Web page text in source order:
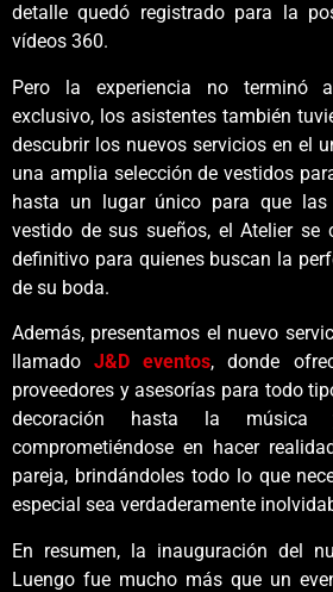
detalle quedó registrado para la
vídeos 360.
Pero la experiencia no terminó
exclusivo, los asistentes también
descubrir los nuevos servicios en el
una amplia selección de vestidos
hasta un lugar único para que las
vestido de sus sueños, el Atelier se
definitivo para quienes buscan la
de su boda.
Además, presentamos el nuevo
llamadoJ&D eventos, donde
proveedores y asesorías para todo
decoración hasta la música
comprometiéndose en hacer
pareja, brindándoles todo lo que
especial sea verdaderamente
En resumen, la inauguración del
Luengo fue mucho más que un